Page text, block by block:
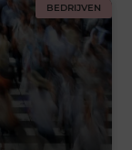
BEDRIJVEN